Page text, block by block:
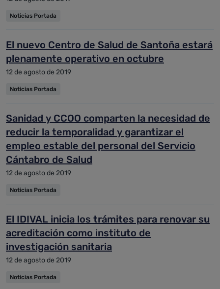
Noticias Portada
El nuevo Centro de Salud de Santoña estará
plenamente operativo en octubre
12 de agosto de 2019
Noticias Portada
Sanidad y CCOO comparten la necesidad de
reducir la temporalidad y garantizar el
empleo estable del personal del Servicio
Cántabro de Salud
12 de agosto de 2019
Noticias Portada
El IDIVAL inicia los trámites para renovar su
acreditación como instituto de
investigación sanitaria
12 de agosto de 2019
Noticias Portada